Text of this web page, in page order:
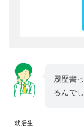
就活生
履歴書
るんで